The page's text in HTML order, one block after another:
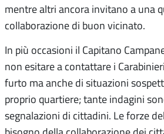
mentre altri ancora invitano a una
collaborazione di buon vicinato.
In più occasioni il Capitano
non esitare a contattare i
furto ma anche di situazioni
proprio quartiere; tante indagini
segnalazioni di cittadini. Le forze